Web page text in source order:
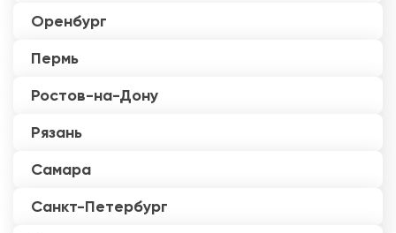
Оренбург
Пермь
Ростов-на-Дону
Рязань
Самара
Санкт-Петербург